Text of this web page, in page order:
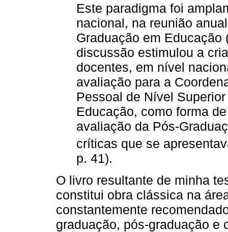
Este paradigma foi
nacional, na reunião
Graduação em
discussão estimulou a
docentes, em nível
avaliação para a
Pessoal de Nível
Educação, como forma
avaliação da Pós-
críticas que se
p. 41).
O livro resultante de minha
constitui obra clássica na
constantemente
graduação, pós-graduação e